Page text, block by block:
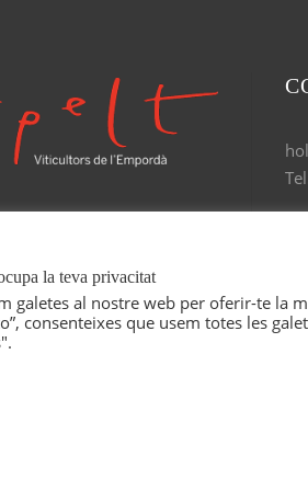
la teva privacitat
galetes al nostre web per oferir-te la
consenteixes que usem totes les